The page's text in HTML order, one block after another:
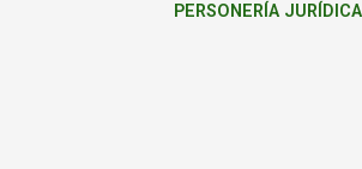
PERSONERÍA JURÍDICA